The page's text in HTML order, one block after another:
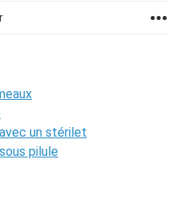
un stérilet
pilule